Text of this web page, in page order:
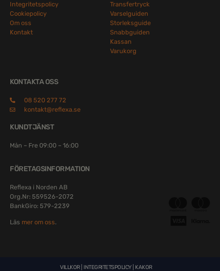
Integritetspolicy
Cookiepolicy
Om oss
Kontakt
Transfertryck
Varselguiden
Storleksguide
Snabbguiden
Kassan
Varukorg
KONTAKTA OSS
08 520 277 72
kontakt@reflexa.se
KUNDTJÄNST
Mån – Fre 09:00 – 16:00
FÖRETAGSINFORMATION
Reflexa i Norden AB
Org.Nr: 559526-2072
BankGiro: 579-2239
Läs mer om oss.
VILLKOR| INTEGRITETSPOLICY| KAKOR